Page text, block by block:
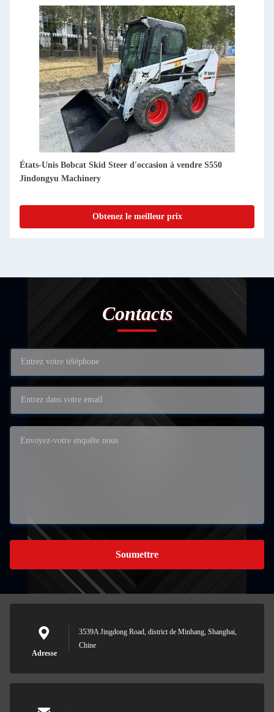
Chine Chargeuse à roues SDLG d'occasion à vendre LG956L
Machinery Jindongyu
Obtenez le meilleur prix
Contacts
Soumettre
Adresse
3539A Jingdong Road, district de Minhang, Shanghai,
Chine